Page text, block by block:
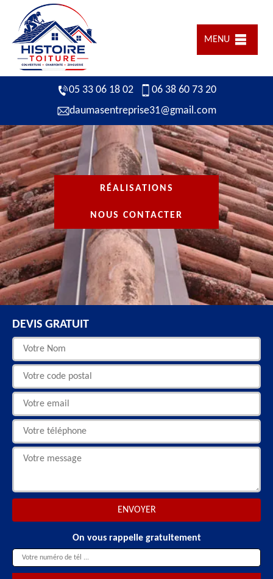
MENU
05 33 06 18 02
06 38 60 73 20
daumasentreprise31@gmail.com
RÉALISATIONS
NOUS CONTACTER
DEVIS GRATUIT
On vous rappelle gratuitement